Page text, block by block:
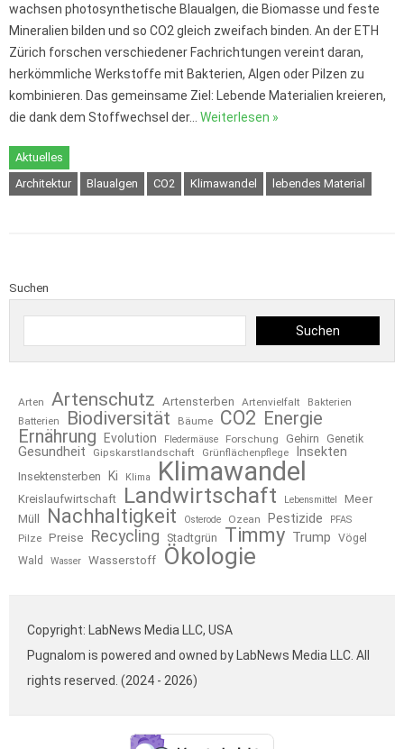
wachsen photosynthetische Blaualgen, die Biomasse und feste
Mineralien bilden und so CO2 gleich zweifach binden. An der ETH
Zürich forschen verschiedener Fachrichtungen vereint daran,
herkömmliche Werkstoffe mit Bakterien, Algen oder Pilzen zu
kombinieren. Das gemeinsame Ziel: Lebende Materialien kreieren,
die dank dem Stoffwechsel der… Weiterlesen »
Aktuelles
Architektur
Blaualgen CO2 Klimawandel lebendes Material
Suchen
Suchen
Arten Artenschutz Artensterben Artenvielfalt
Bakterien
Batterien
Biodiversität Bäume CO2 Energie
Ernährung
Evolution Fledermäuse Forschung Gehirn Genetik
Gesundheit Gipskarstlandschaft Grünflächenpflege Insekten
Insektensterben Ki Klima Klimawandel
Kreislaufwirtschaft Landwirtschaft Lebensmittel
Meer
Müll
Nachhaltigkeit Osterode Ozean Pestizide PFAS
Pilze Preise Recycling Stadtgrün Timmy Trump
Vögel
Wald
Wasser Wasserstoff Ökologie
Copyright: LabNews Media LLC, USA
Pugnalom is powered and owned by LabNews Media LLC. All
rights reserved. (2024 - 2026)